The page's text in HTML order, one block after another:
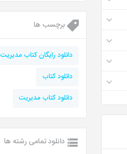
برچسب ها
دانلود رایگان کتاب مدیریت
دانلود کتاب
دانلود کتاب مدیریت
دانلود تمامی رشته ها